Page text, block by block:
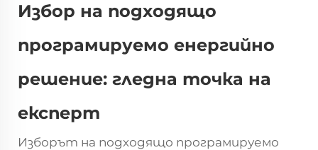
Избор на подходящо
програмируемо енергийно
решение: гледна точка на
експерт
Изборът на подходящо програмируемо